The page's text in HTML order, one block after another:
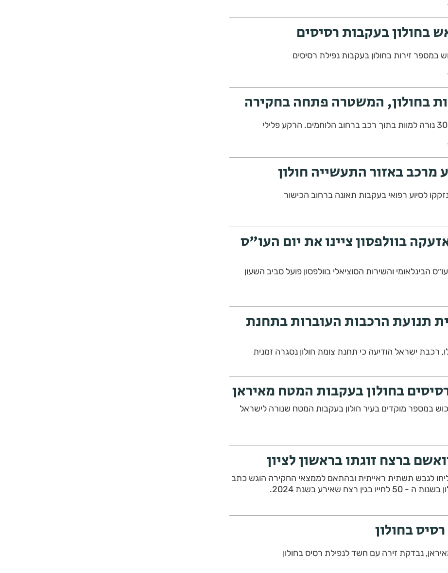
בחולון בעקבות רסיסים
במספר זירות בחולון בעקבות נפילת רסיסים
בחולון, המשטרה פתחה בחקירה
מרכב באזור התעשייה חולון
לסיוע רפואי בעקבות תאונה ברחוב הכישור
בוולפסון ציינו את יום העו"ס
הבינלאומי והשירות הסוציאלי בוולפסון פועל סביב השעון
תנועת הרכבות העוברות בתחנת
רכבת ישראל הודיעה כי תחנת צומת חולון נסגרה זמנית
בחולון בעקבות המטח מאיראן
במספר מוקדים בעיר חולון בעקבות המטח שנורה לישראל
ברצח זוגתו בראשון לציון
לגבש תשתית ראייתית ובהתאם לממצאי החקירה הוגש כתב
רצח שאירע בשנת 2024.
בחולון
נבדקת זירה עם חשד לנפילת רסיס בחולון